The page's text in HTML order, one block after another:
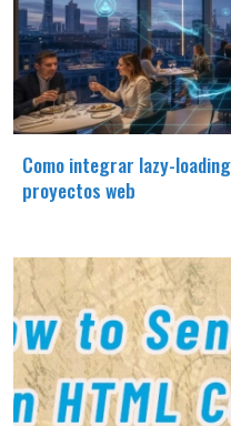
Como integrar lazy-
proyectos web